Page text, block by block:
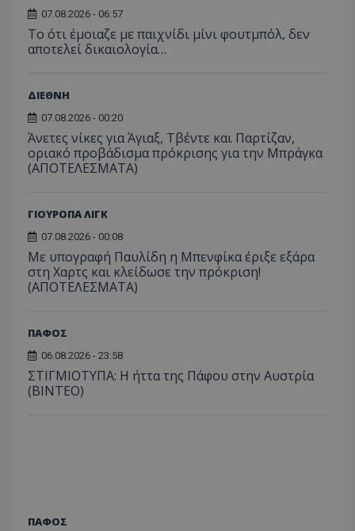
07.08.2026 - 06:57
Το ότι έμοιαζε με παιχνίδι μίνι φουτμπόλ, δεν
αποτελεί δικαιολογία…
ΔΙΕΘΝΗ
07.08.2026 - 00:20
Άνετες νίκες για Άγιαξ, Τβέντε και Παρτίζαν,
οριακό προβάδισμα πρόκρισης για την Μπράγκα
(ΑΠΟΤΕΛΕΣΜΑΤΑ)
ΓΙΟΥΡΟΠΑ ΛΙΓΚ
07.08.2026 - 00:08
Με υπογραφή Παυλίδη η Μπενφίκα έριξε εξάρα
στη Χαρτς και κλείδωσε την πρόκριση!
(ΑΠΟΤΕΛΕΣΜΑΤΑ)
ΠΑΦΟΣ
06.08.2026 - 23:58
ΣΤΙΓΜΙΟΤΥΠΑ: Η ήττα της Πάφου στην Αυστρία
(ΒΙΝΤΕΟ)
ΠΑΦΟΣ